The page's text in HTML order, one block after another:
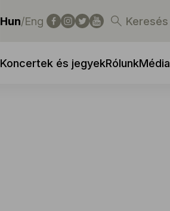
Hun/Eng Keresés
Koncertek és jegyekRólunkMédia